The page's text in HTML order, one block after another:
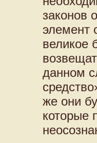
законов
элемент
великое
данном
же они
которые